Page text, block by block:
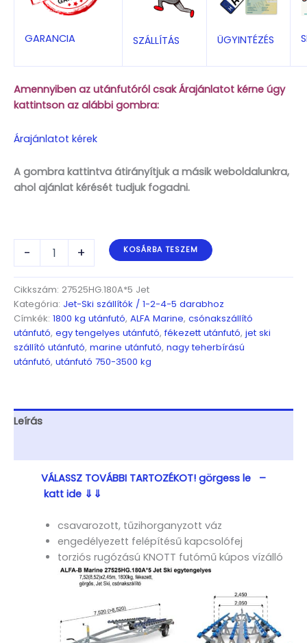
GARANCIA SZÁLLÍTÁS ÜGYINTÉZÉS
Amennyiben az utánfutóról csak Árajánlatot kérne úgy
kattintson az alábbi gombra:
Árajánlatot kérek
A gombra kattintva átirányítjuk a másik weboldalunkra,
ahol ajánlat kérését tudjuk fogadni.
-
27525HG.180A*5
Jet
Ski
egytengelyes,
7,52(7,62)
2,45m,
csónakszállító
mennyiség
+ KOSÁRBA TESZEM
Cikkszám: 27525HG.180A*5 Jet
Kategória: Jet-Ski szállítók / 1-2-4-5 darabhoz
Címkék: 1800 kg utánfutó, ALFA Marine, csónakszállító
utánfutó, egy tengelyes utánfutó,fékezett utánfutó, jet ski
szállító utánfutó, marine utánfutó, nagy teherbírású
utánfutó, utánfutó 750-3500 kg
Leírás
VÁLASSZ TOVÁBBI TARTOZÉKOT! görgess le –
katt ide ⇓⇓
csavarozott, tűzihorganyzott váz
engedélyezett felépítésű kapcsolófej
torziós rugózású KNOTT futómű kúpos vízálló